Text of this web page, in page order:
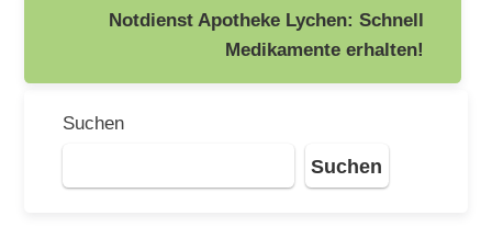
Notdienst Apotheke Lychen: Schnell
Medikamente erhalten!
Suchen
Suchen